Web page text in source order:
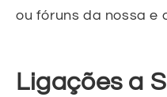
ou fóruns da nossa e
Ligações a